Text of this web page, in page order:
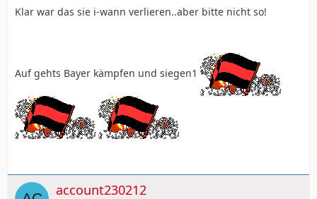
Klar war das sie i-wann verlieren..aber bitte nicht so!
Auf gehts Bayer kämpfen und siegen1
account230212